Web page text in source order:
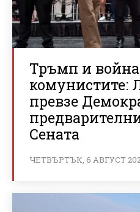
Тръмп и
комунистите:
превзе
Сената
ЧЕТВЪРТЪК, 6 АВГУСТ